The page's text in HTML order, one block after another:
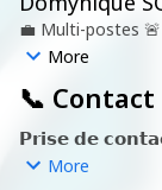
💼 Multi-postes
Formatrice │
More
📞
𝗣𝗿𝗶𝘀𝗲 𝗱𝗲
votre projet, de
More